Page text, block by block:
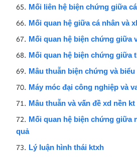
Mối liên hệ biện chứng giữa
Mối quan hệ giữa cá nhân và
Mối quan hệ biện chứng giữa
Mối quan hệ biện chứng giữa
Mâu thuẫn biện chứng và biểu
Máy móc đại công nghiệp và
Mâu thuẫn và vấn đề xd nền
Mối quan hệ biện chứng giữa
quả
Lý luận hình thái ktxh